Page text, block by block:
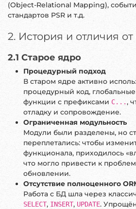
(Object-Relational Mapping),
стандартов PSR и т.д.
2. История и отличия от
2.1 Старое ядро
Процедурный подход
В старом ядре активно
процедурный код,
функции с префиксами C...,
отладку и сопровождение.
Ограниченная модульность
Модули были разделены, но
переплетались: чтобы
функционала, приходилось
что могло привести к
обновлении.
Отсутствие полноценного
Работа с БД шла через
SELECT, INSERT, UPDATE.